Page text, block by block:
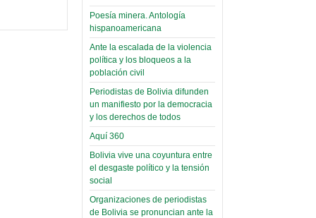
palaciega 6)
El Infamatorio
Domingo, 12 Mayo 2019
Read more...
Poesía minera. Antología
hispanoamericana
Ante la escalada de la violencia
política y los bloqueos a la
población civil
Periodistas de Bolivia difunden
un manifiesto por la democracia
y los derechos de todos
Aquí 360
Bolivia vive una coyuntura entre
el desgaste político y la tensión
social
Organizaciones de periodistas
de Bolivia se pronuncian ante la